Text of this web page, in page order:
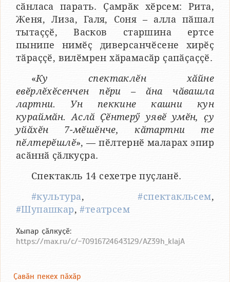
сӑнласа парать. Ҫамрӑк хӗрсем: Рита,
Женя, Лиза, Галя, Соня – алла пӑшал
тытаҫҫӗ, Васков старшина ертсе
пынипе нимӗҫ диверсанчӗсене хирӗҫ
тӑраҫҫӗ, вилӗмрен хӑрамасӑр ҫапӑҫаҫҫӗ.
«Ку спектаклӗн хӑйне
евӗрлӗхӗсенчен пӗри – ӑна чӑвашла
лартни. Ун пеккине кашни кун
кураймӑн. Аслӑ Ҫӗнтерӳ уявӗ умӗн, ҫу
уйӑхӗн 7-мӗшӗнче, кӑтартни те
пӗлтерӗшлӗ», — пӗлтернӗ маларах эпир
асӑннӑ ҫӑлкуҫра.
Спектакль 14 сехетре пуҫланӗ.
#культура,#спектакльсем,
#Шупашкар,#театрсем
Хыпар ҫӑлкуҫӗ:
https://max.ru/c/-70916724643129/AZ39h_kIajA
Ҫавӑн пекех пӑхӑр